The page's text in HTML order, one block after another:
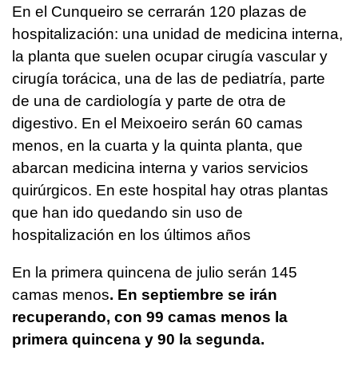
En el Cunqueiro se cerrarán 120 plazas de
hospitalización: una unidad de medicina interna,
la planta que suelen ocupar cirugía vascular y
cirugía torácica, una de las de pediatría, parte
de una de cardiología y parte de otra de
digestivo. En el Meixoeiro serán 60 camas
menos, en la cuarta y la quinta planta, que
abarcan medicina interna y varios servicios
quirúrgicos. En este hospital hay otras plantas
que han ido quedando sin uso de
hospitalización en los últimos años
En la primera quincena de julio serán 145
camas menos. En septiembre se irán
recuperando, con 99 camas menos la
primera quincena y 90 la segunda.